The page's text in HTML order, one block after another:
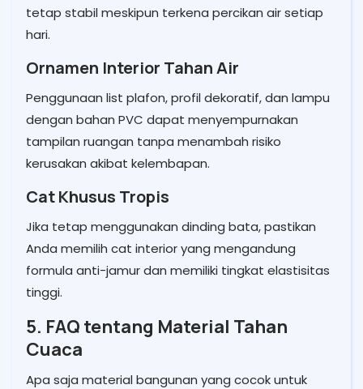
tetap stabil meskipun terkena percikan air setiap
hari.
Ornamen Interior Tahan Air
Penggunaan list plafon, profil dekoratif, dan lampu
dengan bahan PVC dapat menyempurnakan
tampilan ruangan tanpa menambah risiko
kerusakan akibat kelembapan.
Cat Khusus Tropis
Jika tetap menggunakan dinding bata, pastikan
Anda memilih cat interior yang mengandung
formula anti-jamur dan memiliki tingkat elastisitas
tinggi.
5. FAQ tentang Material Tahan
Cuaca
Apa saja material bangunan yang cocok untuk